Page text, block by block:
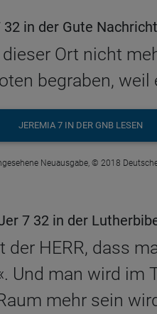
32 in der Gute
Ort nicht
begraben,
JEREMIA 7 IN DER GNB LESEN
Neuausgabe, © 2018
7 32 in der
HERR, dass
Und man wird
mehr sein